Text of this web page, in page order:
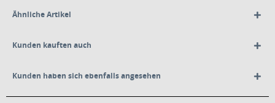
Ähnliche Artikel
Kunden kauften auch
Kunden haben sich ebenfalls angesehen